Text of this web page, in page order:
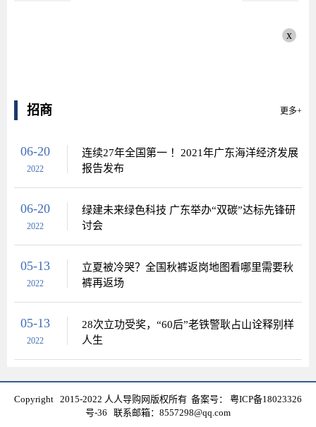
x
招商 更多+
06-20
2022
连续27年全国第一 ！2021年广东海洋经济发展
报告发布
06-20
2022
绿建未来绿色科技 广东举办“双碳”达标先锋研
讨会
05-13
2022
立夏被冷哭？全国秋裤返岗地图看哪里需要秋
裤再返场
05-13
2022
28次立功受奖，“60后”老铁警耿占山诠释别样
人生
Copyright 2015-2022 人人导购网版权所有 备案号： 粤ICP备18023326
号-36 联系邮箱：8557298@qq.com